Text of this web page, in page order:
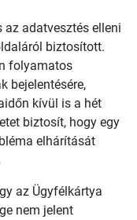
az adatvesztés elleni
biztosított.
folyamatos
bejelentésére,
kívül is a hét
biztosít, hogy egy
elhárítását
az Ügyfélkártya
nem jelent